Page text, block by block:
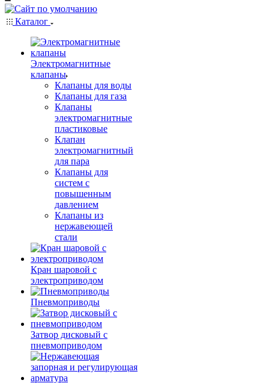
Каталог
Электромагнитные
клапаны
Клапаны для воды
Клапаны для газа
Клапаны
электромагнитные
пластиковые
Клапан
электромагнитный
для пара
Клапаны для
систем с
повышенным
давлением
Клапаны из
нержавеющей
стали
Кран шаровой с
электроприводом
Пневмоприводы
Затвор дисковый с
пневмоприводом